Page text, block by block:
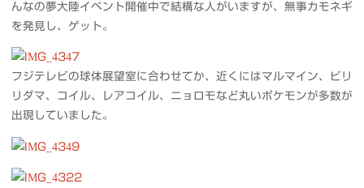
んなの夢大陸イベント開催中で結構な人がいますが、無事カモネギ
を発見し、ゲット。
フジテレビの球体展望室に合わせてか、近くにはマルマイン、ビリ
リダマ、コイル、レアコイル、ニョロモなど丸いポケモンが多数が
出現していました。